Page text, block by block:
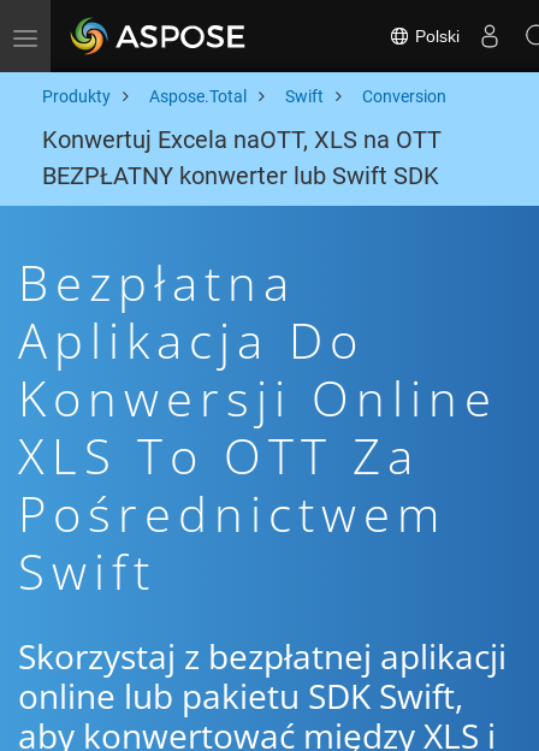
Toggle navigation Polski
Produkty Aspose.Total Swift Conversion
Konwertuj Excela naOTT, XLS na OTT
BEZPŁATNY konwerter lub Swift SDK
Bezpłatna
Aplikacja Do
Konwersji Online
XLS To OTT Za
Pośrednictwem
Swift
Skorzystaj z bezpłatnej aplikacji
online lub pakietu SDK Swift,
aby konwertować między XLS i